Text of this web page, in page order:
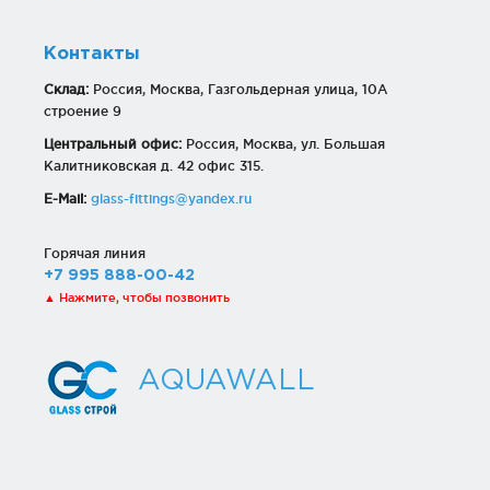
Контакты
Склад: Россия, Москва, Газгольдерная улица, 10А
строение 9
Центральный офис: Россия, Москва, ул. Большая
Калитниковская д. 42 офис 315.
E-Mail: glass-fittings@yandex.ru
Горячая линия
+7 995 888-00-42
▲ Нажмите, чтобы позвонить
AQUAWALL